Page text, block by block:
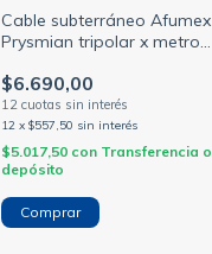
Cable subterráneo Afumex
Prysmian tripolar x metro
(PRYSMIAN)
$6.690,00
12 x$557,50 sin interés
$5.017,50 con Transferencia o
depósito
Comprar